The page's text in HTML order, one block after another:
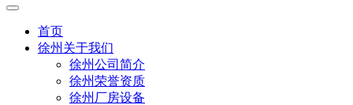
首页
徐州关于我们
徐州公司简介
徐州荣誉资质
徐州厂房设备